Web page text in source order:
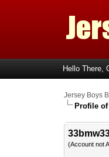
Hello There,
Jersey Boys
Profile
(Account not